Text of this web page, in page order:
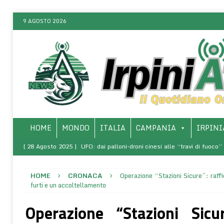
9 AGOSTO 2026
HOME MONDO ITALIA CAMPANIA
[ 28 Agosto 2025 ] UFO: dai palloni-droni cinesi alle “travi di
[ 8 Marzo 2025 ] SALERNO – Presso l’Arcidiocesi, la
[ 9 Agosto 2026 ] Sei un Gufo o un’Allodola? Il tuo cronotipo
HOME CRONACA
Operazione “Stazioni Sicure”:
furti e un accoltellamento
Operazione “Stazioni